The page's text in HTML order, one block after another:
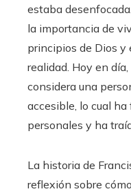
estaba
la importancia de
principios de Dios y
realidad. Hoy en
considera una
accesible, lo cual
personales y ha
La historia de
reflexión sobre